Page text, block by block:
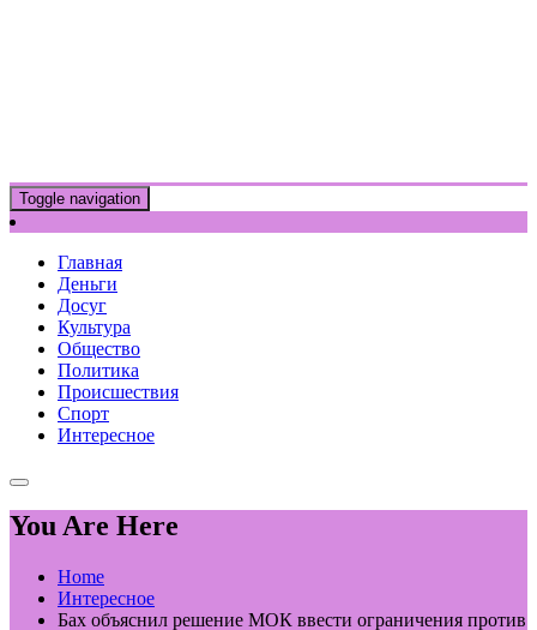
Toggle navigation
Главная
Деньги
Досуг
Культура
Общество
Политика
Происшествия
Спорт
Интересное
You Are Here
Home
Интересное
Бах объяснил решение МОК ввести ограничения против